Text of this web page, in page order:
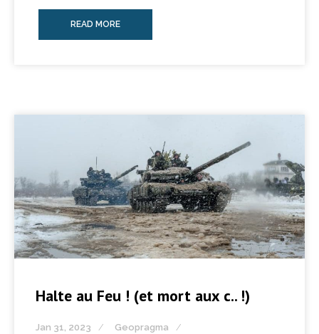
READ MORE
Halte au Feu ! (et mort aux c.. !)
Jan 31, 2023
Geopragma